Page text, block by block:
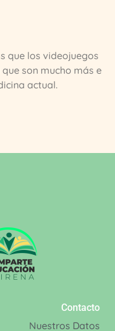
que los videojuegos
son mucho más e
actual.
Contacto
Nuestros Datos